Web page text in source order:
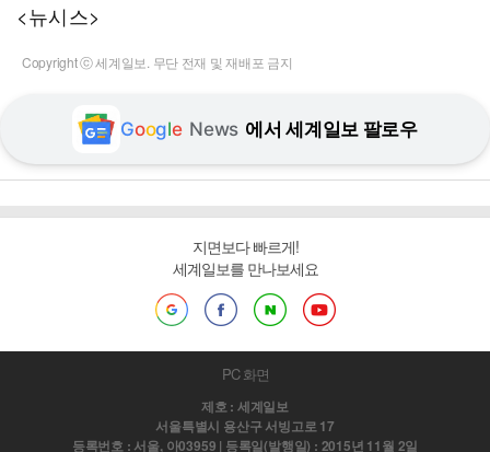
<뉴시스>
Copyright ⓒ 세계일보. 무단 전재 및 재배포 금지
Google News 에서 세계일보 팔로우
지면보다 빠르게!
세계일보를 만나보세요
PC 화면
제호 : 세계일보
서울특별시 용산구 서빙고로 17
등록번호 : 서울, 아03959 | 등록일(발행일) : 2015년 11월 2일